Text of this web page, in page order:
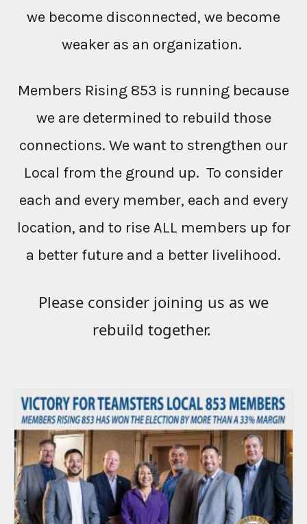
we become disconnected, we become
weaker as an organization.
Members Rising 853 is running because
we are determined to rebuild those
connections. We want to strengthen our
Local from the ground up. To consider
each and every member, each and every
location, and to rise ALL members up for
a better future and a better livelihood.
Please consider joining us as we
rebuild together.